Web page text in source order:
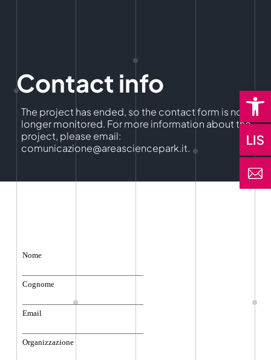
Contact info
The project has ended, so the contact form is no
longer monitored. For more information about the
project, please email:
comunicazione@areasciencepark.it.